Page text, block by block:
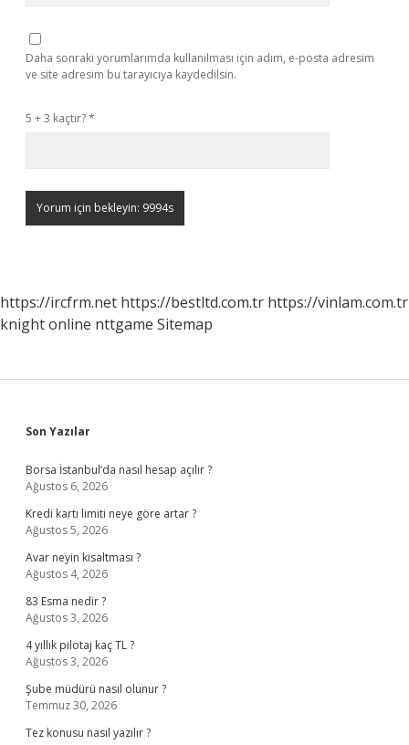
Daha sonraki yorumlarımda kullanılması için adım, e-posta adresim
ve site adresim bu tarayıcıya kaydedilsin.
5 + 3 kaçtır?*
https://ircfrm.net https://bestltd.com.tr https://vinlam.com.tr
knight online nttgame Sitemap
Sidebar
Son Yazılar
Borsa İstanbul’da nasıl hesap açılır ?
Ağustos 6, 2026
Kredi kartı limiti neye göre artar ?
Ağustos 5, 2026
Avar neyin kısaltması ?
Ağustos 4, 2026
83 Esma nedir ?
Ağustos 3, 2026
4 yıllık pilotaj kaç TL ?
Ağustos 3, 2026
Şube müdürü nasıl olunur ?
Temmuz 30, 2026
Tez konusu nasıl yazılır ?